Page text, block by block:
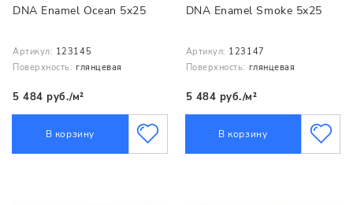
DNA Enamel Ocean 5x25
Артикул: 123145
Поверхность: глянцевая
5 484 руб./м²
В корзину
DNA Enamel Smoke 5x25
Артикул: 123147
Поверхность: глянцевая
5 484 руб./м²
В корзину